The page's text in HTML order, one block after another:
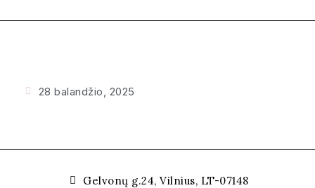
28 balandžio, 2025
Gelvonų g.24, Vilnius, LT-07148